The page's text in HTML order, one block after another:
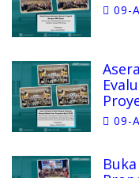
09-
09-